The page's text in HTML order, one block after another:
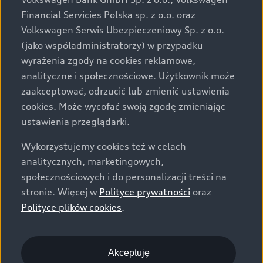
za dopłatą. Wiążące ustalenie ceny, wyposażenia i
specyfikacji pojazdu następują w umowie sprzedaży, a
określenie parametrów technicznych zawiera
świadectwo homologacji typu pojazdu. Zastrzegamy
sobie prawo do zmian i pomyłek. Wszelkie informacje
prezentowane na stronie są aktualne na dzień ich
zamieszczania. W celu uzyskania najnowszych
informacji prosimy kontaktować się z Partnerem Marki
Audi.
Wszystkie produkowane obecnie samochody marki Audi
są wykonywane z materiałów spełniających pod
względem możliwości odzysku i recyklingu wymagania
określone w normie ISO 22628 i są zgodne z
europejskimi świadectwami homologacji wydanymi wg
o.o. podlega obowiązkowi zapewnienia wszystkim
użytkownikom samochodów marki Volkswagen sieci
Financial Servicies Polska sp. z o.o. oraz
Volkswagen Serwis Ubezpieczeniowy Sp. z o.o.
(jako współadministratorzy) w przypadku
wyrażenia zgody na cookies reklamowe,
analityczne i społecznościowe. Użytkownik może
zaakceptować, odrzucić lub zmienić ustawienia
cookies. Może wycofać swoją zgodę zmieniając
ustawienia przeglądarki.
Wykorzystujemy cookies też w celach
analitycznych, marketingowych,
społecznościowych i do personalizacji treści na
stronie. Więcej w Polityce prywatności oraz
Polityce plików cookies.
Akceptuję